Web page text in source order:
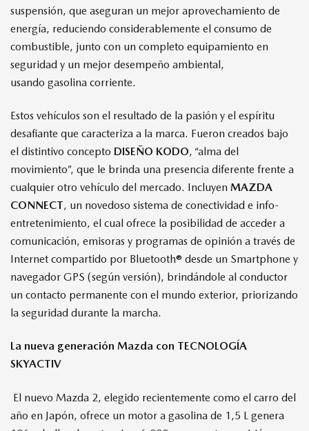
suspensión, que aseguran un mejor aprovechamiento de
energía, reduciendo considerablemente el consumo de
combustible, junto con un completo equipamiento en
seguridad y un mejor desempeño ambiental,
usando gasolina corriente.
Estos vehículos son el resultado de la pasión y el espíritu
desafiante que caracteriza a la marca. Fueron creados bajo
el distintivo concepto DISEÑO KODO, “alma del
movimiento”, que le brinda una presencia diferente frente a
cualquier otro vehículo del mercado. Incluyen MAZDA
CONNECT, un novedoso sistema de conectividad e info-
entretenimiento, el cual ofrece la posibilidad de acceder a
comunicación, emisoras y programas de opinión a través de
Internet compartido por Bluetooth® desde un Smartphone y
navegador GPS (según versión), brindándole al conductor
un contacto permanente con el mundo exterior, priorizando
la seguridad durante la marcha.
La nueva generación Mazda con TECNOLOGÍA
SKYACTIV
El nuevo Mazda 2, elegido recientemente como el carro del
año en Japón, ofrece un motor a gasolina de 1,5 L genera